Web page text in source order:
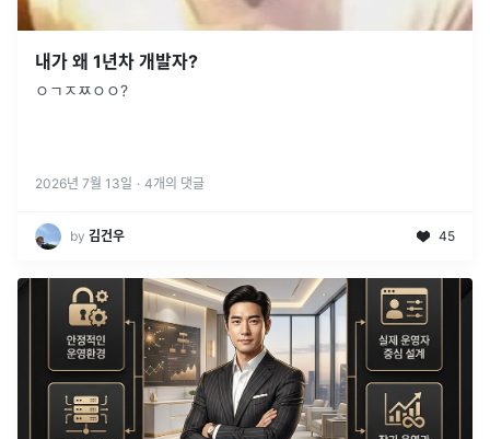
내가 왜 1년차 개발자?
ㅇㄱㅈㅉㅇㅇ?
2026년 7월 13일 · 4개의 댓글
by 김건우 45